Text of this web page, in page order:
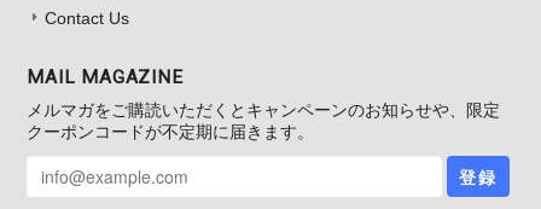
Contact Us
MAIL MAGAZINE
メルマガをご購読いただくとキャンペーンのお知らせや、限定
クーポンコードが不定期に届きます。
登録